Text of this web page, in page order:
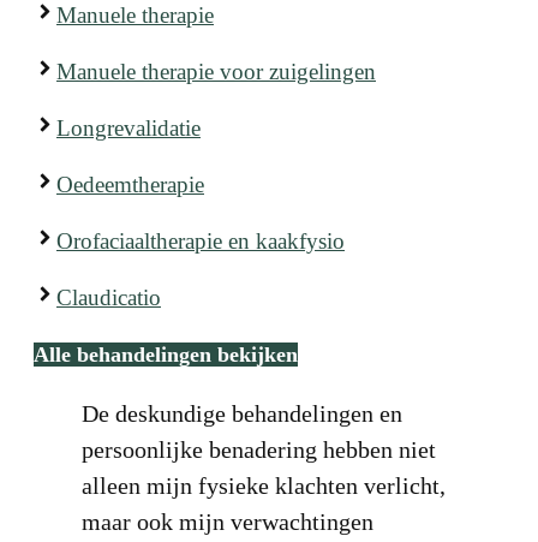
Manuele therapie
Manuele therapie voor zuigelingen
Longrevalidatie
Oedeemtherapie
Orofaciaaltherapie en kaakfysio
Claudicatio
Alle behandelingen bekijken
De deskundige behandelingen en
persoonlijke benadering hebben niet
alleen mijn fysieke klachten verlicht,
maar ook mijn verwachtingen